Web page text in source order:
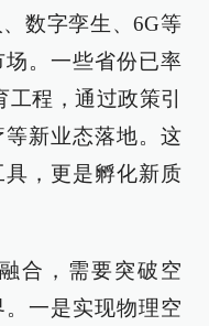
数字孪生、6G等
。一些省份已率
程，通过政策引
新业态落地。这
，更是孵化新质
合，需要突破空
一是实现物理空